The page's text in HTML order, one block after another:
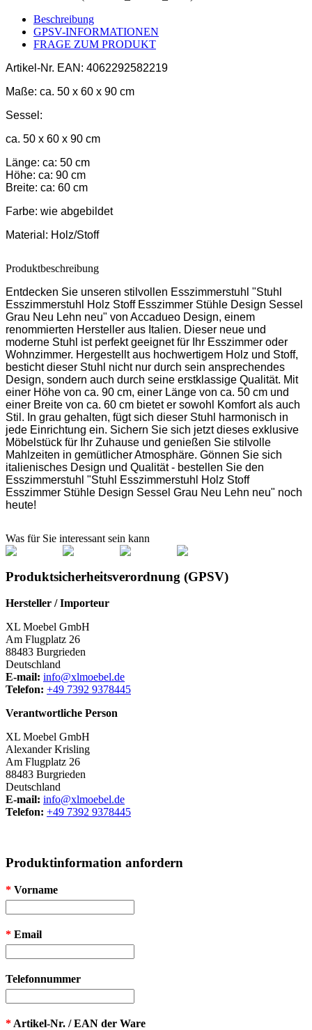
Beschreibung
GPSV-INFORMATIONEN
FRAGE ZUM PRODUKT
Artikel-Nr. EAN: 4062292582219
Maße: ca. 50 x 60 x 90 cm
Sessel:
ca. 50 x 60 x 90 cm
Länge: ca: 50 cm
Höhe: ca: 90 cm
Breite: ca: 60 cm
Farbe: wie abgebildet
Material: Holz/Stoff
Produktbeschreibung
Entdecken Sie unseren stilvollen Esszimmerstuhl "Stuhl
Esszimmerstuhl Holz Stoff Esszimmer Stühle Design Sessel
Grau Neu Lehn neu" von Accadueo Design, einem
renommierten Hersteller aus Italien. Dieser neue und
moderne Stuhl ist perfekt geeignet für Ihr Esszimmer oder
Wohnzimmer. Hergestellt aus hochwertigem Holz und Stoff,
besticht dieser Stuhl nicht nur durch sein ansprechendes
Design, sondern auch durch seine erstklassige Qualität. Mit
einer Höhe von ca. 90 cm, einer Länge von ca. 50 cm und
einer Breite von ca. 60 cm bietet er sowohl Komfort als auch
Stil. In grau gehalten, fügt sich dieser Stuhl harmonisch in
jede Einrichtung ein. Sichern Sie sich jetzt dieses exklusive
Möbelstück für Ihr Zuhause und genießen Sie stilvolle
Mahlzeiten in gemütlicher Atmosphäre. Gönnen Sie sich
italienisches Design und Qualität - bestellen Sie den
Esszimmerstuhl "Stuhl Esszimmerstuhl Holz Stoff
Esszimmer Stühle Design Sessel Grau Neu Lehn neu" noch
heute!
Was für Sie interessant sein kann
Produktsicherheitsverordnung (GPSV)
Hersteller / Importeur
XL Moebel GmbH
Am Flugplatz 26
88483 Burgrieden
Deutschland
E-mail: info@xlmoebel.de
Telefon: +49 7392 9378445
Verantwortliche Person
XL Moebel GmbH
Alexander Krisling
Am Flugplatz 26
88483 Burgrieden
Deutschland
E-mail: info@xlmoebel.de
Telefon: +49 7392 9378445
Produktinformation anfordern
* Vorname
* Email
Telefonnummer
* Artikel-Nr. / EAN der Ware